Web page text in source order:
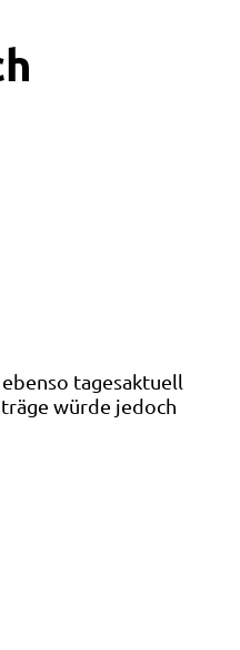
tagesaktuell
würde jedoch